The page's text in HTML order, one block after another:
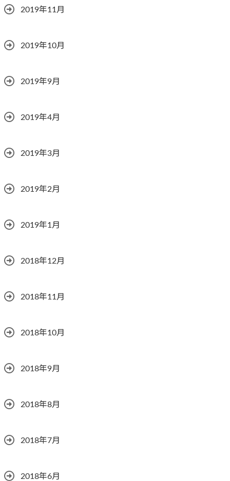
2019年11月
2019年10月
2019年9月
2019年4月
2019年3月
2019年2月
2019年1月
2018年12月
2018年11月
2018年10月
2018年9月
2018年8月
2018年7月
2018年6月